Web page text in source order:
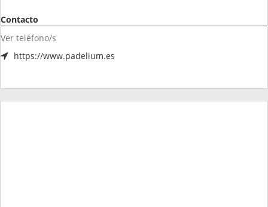
Contacto
Ver teléfono/s
https://www.padelium.es